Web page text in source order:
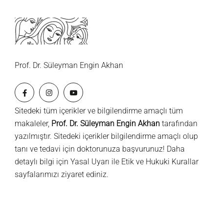
Prof. Dr. Süleyman Engin Akhan
Sitedeki tüm içerikler ve bilgilendirme amaçlı tüm
makaleler, Prof. Dr. Süleyman Engin Akhan tarafından
yazılmıştır. Sitedeki içerikler bilgilendirme amaçlı olup
tanı ve tedavi için doktorunuza başvurunuz! Daha
detaylı bilgi için Yasal Uyarı ile Etik ve Hukuki Kurallar
sayfalarımızı ziyaret ediniz.